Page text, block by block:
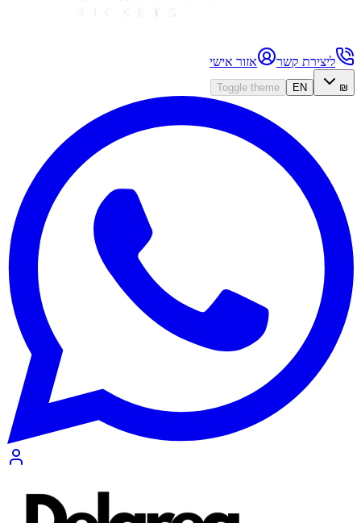
ליצירת קשר אזור אישי
₪
EN
Toggle theme